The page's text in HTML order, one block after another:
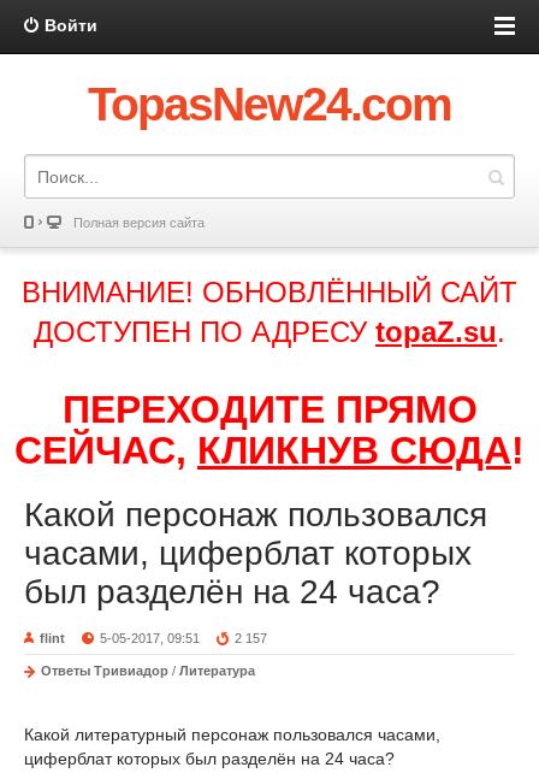
Войти
TopasNew24.com
Полная версия сайта
ВНИМАНИЕ! ОБНОВЛЁННЫЙ САЙТ
ДОСТУПЕН ПО АДРЕСУ topaZ.su.
ПЕРЕХОДИТЕ ПРЯМО
СЕЙЧАС, КЛИКНУВ СЮДА!
Какой персонаж пользовался
часами, циферблат которых
был разделён на 24 часа?
flint 5-05-2017, 09:51 2 157
Ответы Тривиадор / Литература
Какой литературный персонаж пользовался часами,
циферблат которых был разделён на 24 часа?